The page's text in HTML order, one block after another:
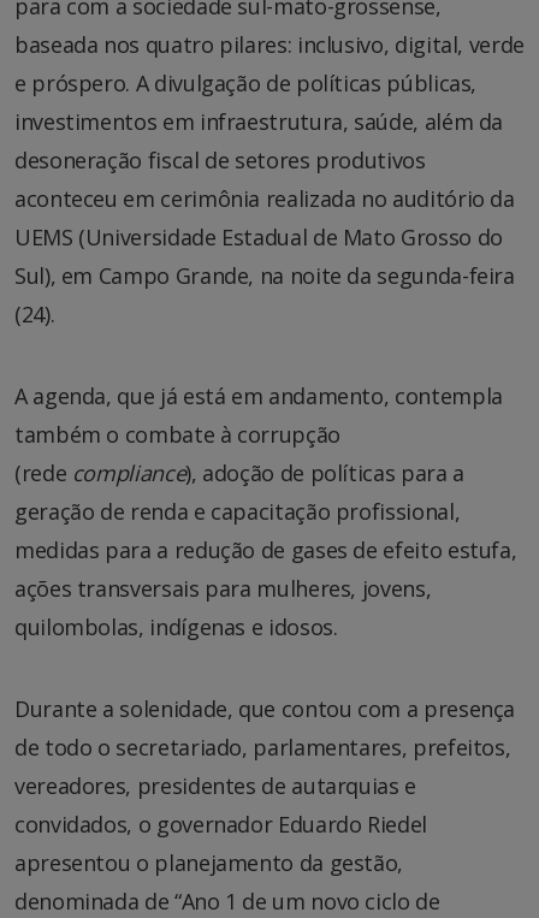
para com a sociedade sul-mato-grossense,
baseada nos quatro pilares: inclusivo, digital, verde
e próspero. A divulgação de políticas públicas,
investimentos em infraestrutura, saúde, além da
desoneração fiscal de setores produtivos
aconteceu em cerimônia realizada no auditório da
UEMS (Universidade Estadual de Mato Grosso do
Sul), em Campo Grande, na noite da segunda-feira
(24).
A agenda, que já está em andamento, contempla
também o combate à corrupção
(rede compliance), adoção de políticas para a
geração de renda e capacitação profissional,
medidas para a redução de gases de efeito estufa,
ações transversais para mulheres, jovens,
quilombolas, indígenas e idosos.
Durante a solenidade, que contou com a presença
de todo o secretariado, parlamentares, prefeitos,
vereadores, presidentes de autarquias e
convidados, o governador Eduardo Riedel
apresentou o planejamento da gestão,
denominada de “Ano 1 de um novo ciclo de